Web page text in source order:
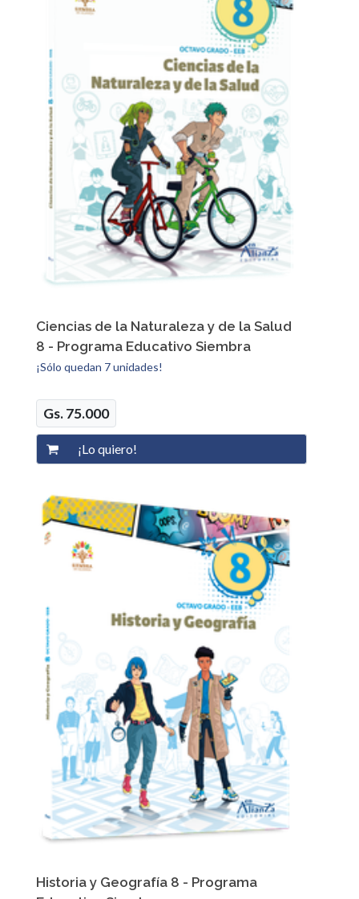
Ciencias de la Naturaleza y de la Salud
8 - Programa Educativo Siembra
¡Sólo quedan 7 unidades!
Gs. 75.000
Historia y Geografía 8 - Programa